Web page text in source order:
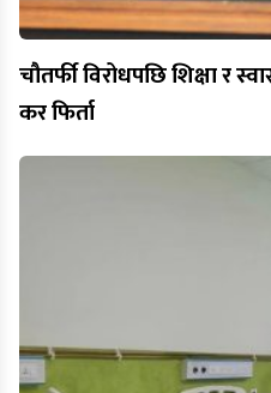
चौतर्फी विरोधपछि शिक्षा र
कर फिर्ता